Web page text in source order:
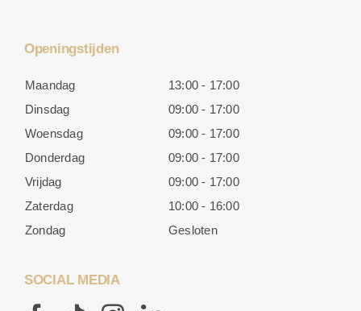
Openingstijden
Maandag
13:00 - 17:00
Dinsdag
09:00 - 17:00
Woensdag
09:00 - 17:00
Donderdag
09:00 - 17:00
Vrijdag
09:00 - 17:00
Zaterdag
10:00 - 16:00
Zondag
Gesloten
SOCIAL MEDIA